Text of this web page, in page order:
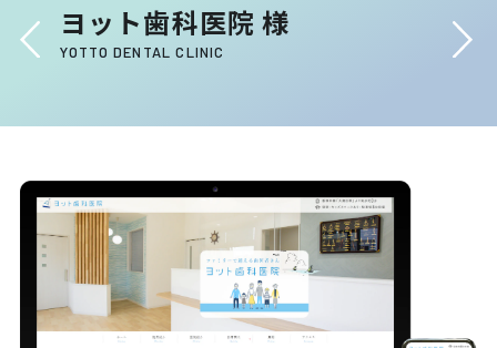
ヨット歯科医院 様
YOTTO DENTAL CLINIC